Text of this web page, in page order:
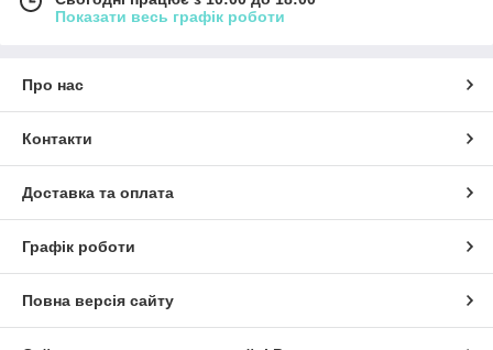
Показати весь графік роботи
Про нас
Контакти
Доставка та оплата
Графік роботи
Повна версія сайту